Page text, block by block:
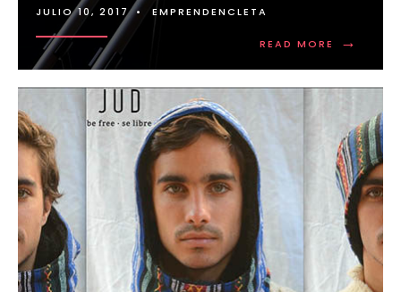
JULIO 10, 2017 • EMPRENDENCLETA
READ MORE →